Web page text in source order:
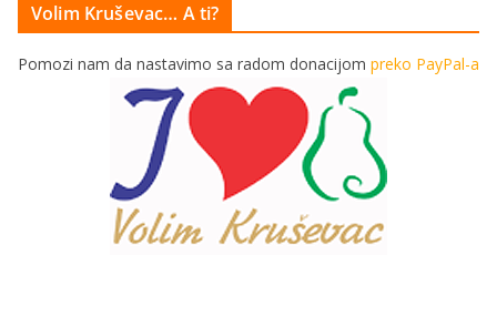
Volim Kruševac… A ti?
Pomozi nam da nastavimo sa radom donacijom preko PayPal-a